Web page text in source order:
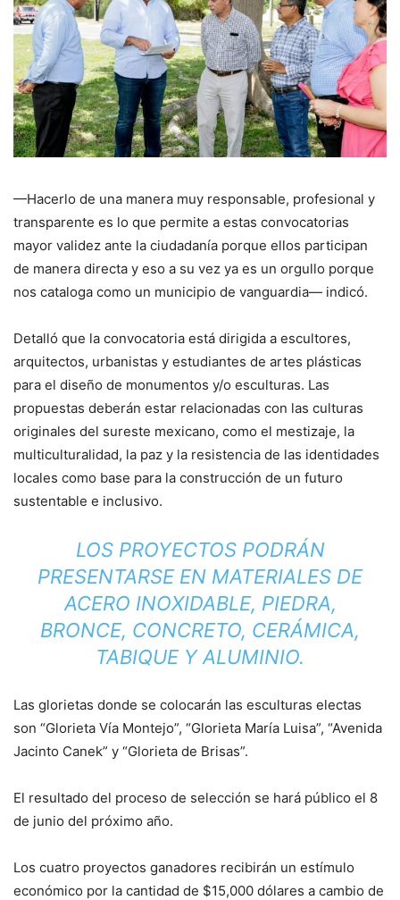
—Hacerlo de una manera muy responsable, profesional y
transparente es lo que permite a estas convocatorias
mayor validez ante la ciudadanía porque ellos participan
de manera directa y eso a su vez ya es un orgullo porque
nos cataloga como un municipio de vanguardia— indicó.
Detalló que la convocatoria está dirigida a escultores,
arquitectos, urbanistas y estudiantes de artes plásticas
para el diseño de monumentos y/o esculturas. Las
propuestas deberán estar relacionadas con las culturas
originales del sureste mexicano, como el mestizaje, la
multiculturalidad, la paz y la resistencia de las identidades
locales como base para la construcción de un futuro
sustentable e inclusivo.
LOS PROYECTOS PODRÁN
PRESENTARSE EN MATERIALES DE
ACERO INOXIDABLE, PIEDRA,
BRONCE, CONCRETO, CERÁMICA,
TABIQUE Y ALUMINIO.
Las glorietas donde se colocarán las esculturas electas
son “Glorieta Vía Montejo”, “Glorieta María Luisa”, “Avenida
Jacinto Canek” y “Glorieta de Brisas”.
El resultado del proceso de selección se hará público el 8
de junio del próximo año.
Los cuatro proyectos ganadores recibirán un estímulo
económico por la cantidad de $15,000 dólares a cambio de